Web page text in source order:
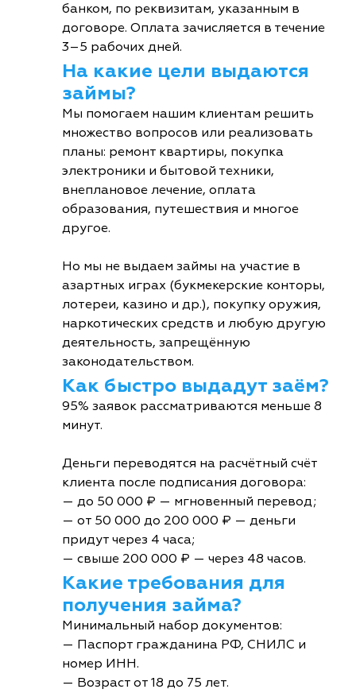
банком, по реквизитам, указанным в
договоре. Оплата зачисляется в течение
3–5 рабочих дней.
На какие цели выдаются
займы?
Мы помогаем нашим клиентам решить
множество вопросов или реализовать
планы: ремонт квартиры, покупка
электроники и бытовой техники,
внеплановое лечение, оплата
образования, путешествия и многое
другое.
Но мы не выдаем займы на участие в
азартных играх (букмекерские конторы,
лотереи, казино и др.), покупку оружия,
наркотических средств и любую другую
деятельность, запрещённую
законодательством.
Как быстро выдадут заём?
95% заявок рассматриваются меньше 8
минут.
Деньги переводятся на расчётный счёт
клиента после подписания договора:
— до 50 000 ₽ — мгновенный перевод;
— от 50 000 до 200 000 ₽ — деньги
придут через 4 часа;
— свыше 200 000 ₽ — через 48 часов.
Какие требования для
получения займа?
Минимальный набор документов:
— Паспорт гражданина РФ, СНИЛС и
номер ИНН.
— Возраст от 18 до 75 лет.